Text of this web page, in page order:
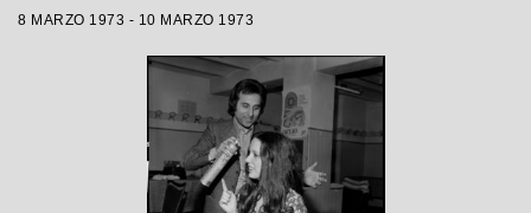
8 MARZO 1973 - 10 MARZO 1973